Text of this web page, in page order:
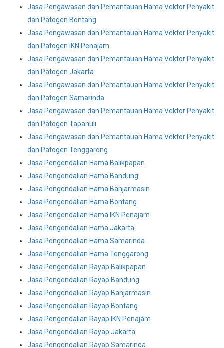
Jasa Pengawasan dan Pemantauan Hama Vektor Penyakit
dan Patogen Bontang
Jasa Pengawasan dan Pemantauan Hama Vektor Penyakit
dan Patogen IKN Penajam
Jasa Pengawasan dan Pemantauan Hama Vektor Penyakit
dan Patogen Jakarta
Jasa Pengawasan dan Pemantauan Hama Vektor Penyakit
dan Patogen Samarinda
Jasa Pengawasan dan Pemantauan Hama Vektor Penyakit
dan Patogen Tapanuli
Jasa Pengawasan dan Pemantauan Hama Vektor Penyakit
dan Patogen Tenggarong
Jasa Pengendalian Hama Balikpapan
Jasa Pengendalian Hama Bandung
Jasa Pengendalian Hama Banjarmasin
Jasa Pengendalian Hama Bontang
Jasa Pengendalian Hama IKN Penajam
Jasa Pengendalian Hama Jakarta
Jasa Pengendalian Hama Samarinda
Jasa Pengendalian Hama Tenggarong
Jasa Pengendalian Rayap Balikpapan
Jasa Pengendalian Rayap Bandung
Jasa Pengendalian Rayap Banjarmasin
Jasa Pengendalian Rayap Bontang
Jasa Pengendalian Rayap IKN Penajam
Jasa Pengendalian Rayap Jakarta
Jasa Pengendalian Rayap Samarinda